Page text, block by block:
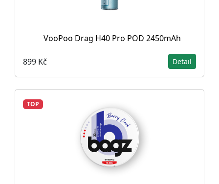
VooPoo Drag H40 Pro POD 2450mAh
899 Kč Detail
TOP